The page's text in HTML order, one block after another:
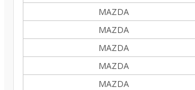
MAZDA
MAZDA
MAZDA
MAZDA
MAZDA